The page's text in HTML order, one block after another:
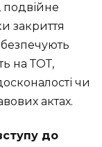
подвійне
закриття
на ТОТ,
чи
актах.
до